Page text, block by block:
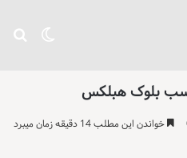
تغییر
بلوک هبلکس
خواندن این مطلب 14 دقیقه زمان میبرد